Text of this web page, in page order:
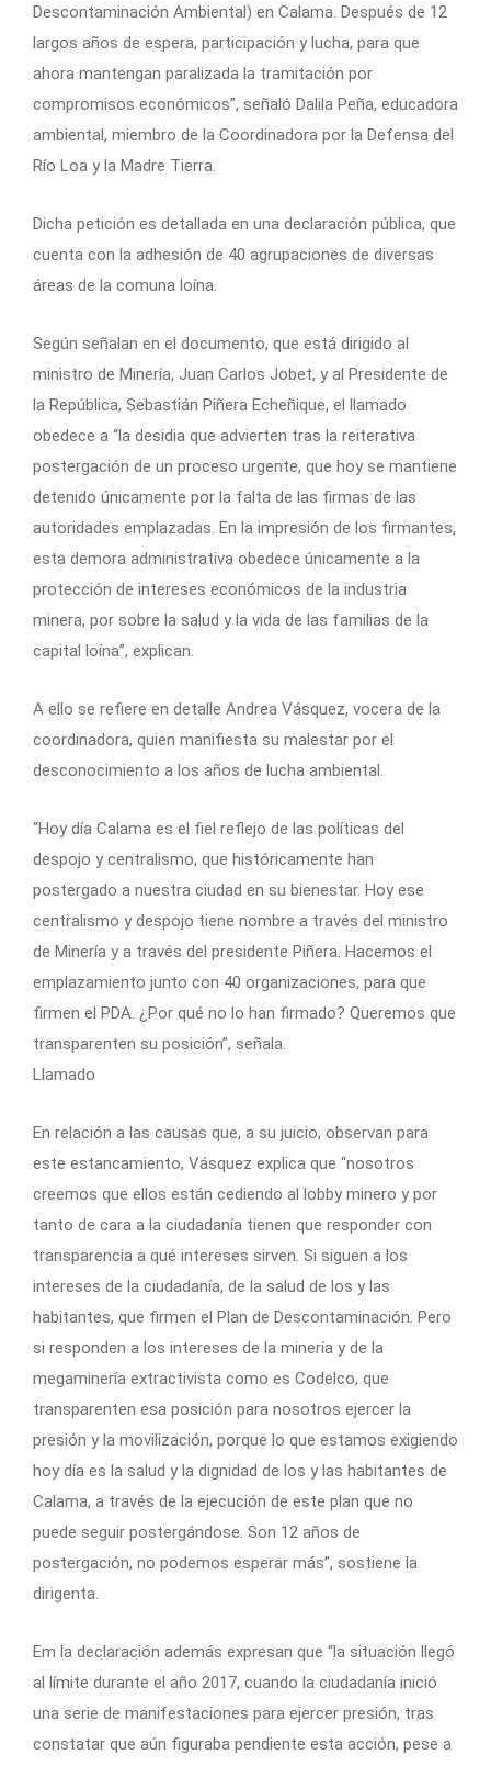
Descontaminación Ambiental) en Calama. Después de 12
largos años de espera, participación y lucha, para que
ahora mantengan paralizada la tramitación por
compromisos económicos”, señaló Dalila Peña, educadora
ambiental, miembro de la Coordinadora por la Defensa del
Río Loa y la Madre Tierra.
Dicha petición es detallada en una declaración pública, que
cuenta con la adhesión de 40 agrupaciones de diversas
áreas de la comuna loína.
Según señalan en el documento, que está dirigido al
ministro de Minería, Juan Carlos Jobet, y al Presidente de
la República, Sebastián Piñera Echeñique, el llamado
obedece a “la desidia que advierten tras la reiterativa
postergación de un proceso urgente, que hoy se mantiene
detenido únicamente por la falta de las firmas de las
autoridades emplazadas. En la impresión de los firmantes,
esta demora administrativa obedece únicamente a la
protección de intereses económicos de la industria
minera, por sobre la salud y la vida de las familias de la
capital loína”, explican.
A ello se refiere en detalle Andrea Vásquez, vocera de la
coordinadora, quien manifiesta su malestar por el
desconocimiento a los años de lucha ambiental.
“Hoy día Calama es el fiel reflejo de las políticas del
despojo y centralismo, que históricamente han
postergado a nuestra ciudad en su bienestar. Hoy ese
centralismo y despojo tiene nombre a través del ministro
de Minería y a través del presidente Piñera. Hacemos el
emplazamiento junto con 40 organizaciones, para que
firmen el PDA. ¿Por qué no lo han firmado? Queremos que
transparenten su posición”, señala.
Llamado
En relación a las causas que, a su juicio, observan para
este estancamiento, Vásquez explica que “nosotros
creemos que ellos están cediendo al lobby minero y por
tanto de cara a la ciudadanía tienen que responder con
transparencia a qué intereses sirven. Si siguen a los
intereses de la ciudadanía, de la salud de los y las
habitantes, que firmen el Plan de Descontaminación. Pero
si responden a los intereses de la minería y de la
megaminería extractivista como es Codelco, que
transparenten esa posición para nosotros ejercer la
presión y la movilización, porque lo que estamos exigiendo
hoy día es la salud y la dignidad de los y las habitantes de
Calama, a través de la ejecución de este plan que no
puede seguir postergándose. Son 12 años de
postergación, no podemos esperar más”, sostiene la
dirigenta.
Em la declaración además expresan que “la situación llegó
al límite durante el año 2017, cuando la ciudadanía inició
una serie de manifestaciones para ejercer presión, tras
constatar que aún figuraba pendiente esta acción, pese a